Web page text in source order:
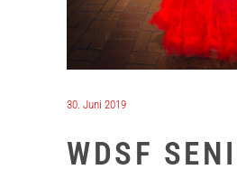
30. Juni 2019
WDSF